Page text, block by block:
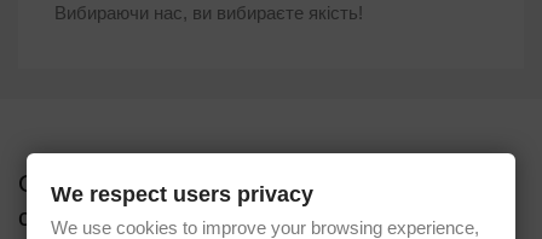
Вибираючи нас, ви вибираєте якість!
Отримуйте наші останні новини та
спеціальні пропозиції
We respect users privacy
We use cookies to improve your browsing experience,